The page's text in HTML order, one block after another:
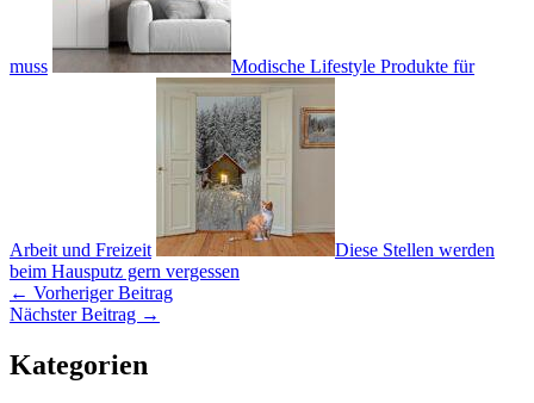
muss Modische Lifestyle Produkte für
Arbeit und Freizeit
Diese Stellen werden
beim Hausputz gern vergessen
← Vorheriger Beitrag
Nächster Beitrag →
Kategorien